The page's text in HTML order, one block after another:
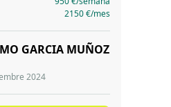
2150 €/mes
GARCIA MUÑOZ
2024